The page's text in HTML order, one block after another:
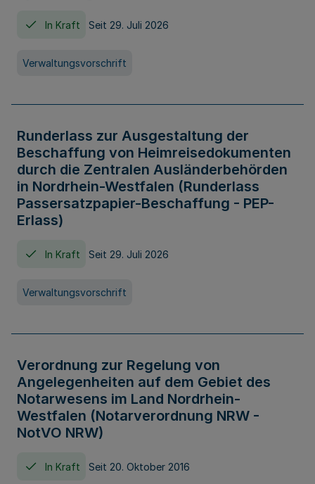
In Kraft Seit 29. Juli 2026
Verwaltungsvorschrift
Runderlass zur Ausgestaltung der
Beschaffung von Heimreisedokumenten
durch die Zentralen Ausländerbehörden
in Nordrhein-Westfalen (Runderlass
Passersatzpapier-Beschaffung - PEP-
Erlass)
In Kraft Seit 29. Juli 2026
Verwaltungsvorschrift
Verordnung zur Regelung von
Angelegenheiten auf dem Gebiet des
Notarwesens im Land Nordrhein-
Westfalen (Notarverordnung NRW -
NotVO NRW)
In Kraft Seit 20. Oktober 2016